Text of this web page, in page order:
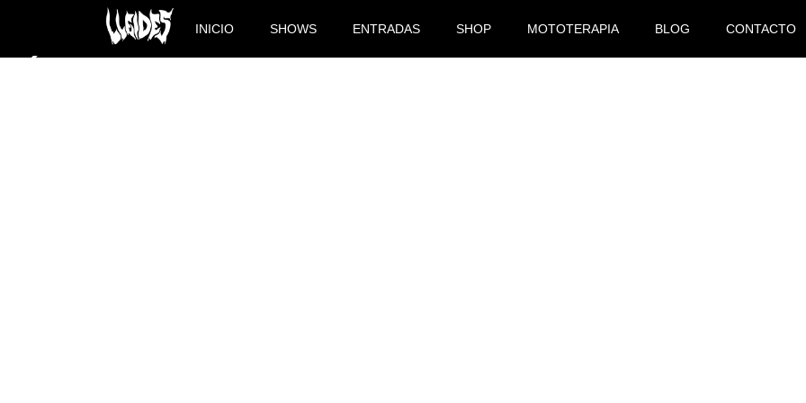
INICIO SHOWS ENTRADAS SHOP MOTOTERAPIA BLOG CONTACTO